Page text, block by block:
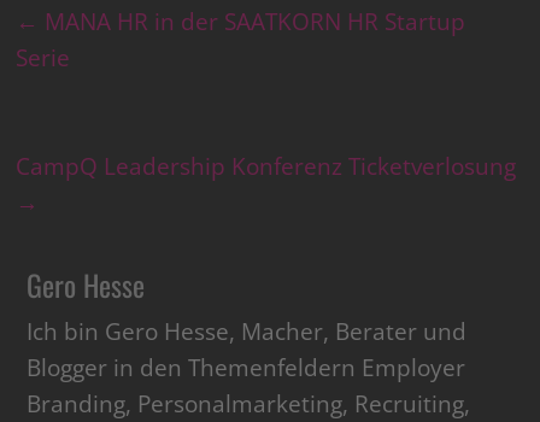
← MANA HR in der SAATKORN HR Startup
Serie
CampQ Leadership Konferenz Ticketverlosung
→
Gero Hesse
Ich bin Gero Hesse, Macher, Berater und
Blogger in den Themenfeldern Employer
Branding, Personalmarketing, Recruiting,